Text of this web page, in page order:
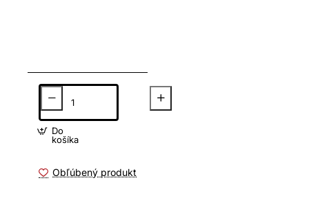
Do
košíka
Obľúbený produkt